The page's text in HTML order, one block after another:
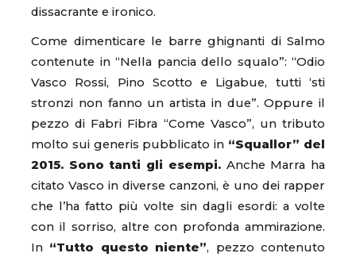
dissacrante e ironico.
Come dimenticare le barre ghignanti di Salmo
contenute in “Nella pancia dello squalo”: “Odio
Vasco Rossi, Pino Scotto e Ligabue, tutti ‘sti
stronzi non fanno un artista in due”. Oppure il
pezzo di Fabri Fibra “Come Vasco”, un tributo
molto sui generis pubblicato in “Squallor” del
2015. Sono tanti gli esempi.Anche Marra ha
citato Vasco in diverse canzoni, è uno dei rapper
che l’ha fatto più volte sin dagli esordi: a volte
con il sorriso, altre con profonda ammirazione.
In “Tutto questo niente”, pezzo contenuto